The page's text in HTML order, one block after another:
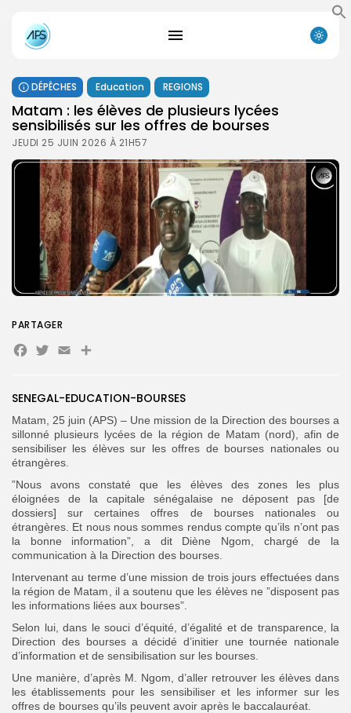
Search
for:
Search
Button
DÉPÊCHES Education REGIONS
Matam : les élèves de plusieurs lycées
sensibilisés sur les offres de bourses
JEUDI 25 JUIN 2026 À 21H57
SENEGAL-EDUCATION-BOURSES
Matam, 25 juin (APS) – Une mission de la Direction des bourses a
sillonné plusieurs lycées de la région de Matam (nord), afin de
sensibiliser les élèves sur les offres de bourses nationales ou
étrangères.
”Nous avons constaté que les élèves des zones les plus
éloignées de la capitale sénégalaise ne déposent pas [de
dossiers] sur certaines offres de bourses nationales ou
étrangères. Et nous nous sommes rendus compte qu’ils n’ont pas
la bonne information”, a dit Diène Ngom, chargé de la
communication à la Direction des bourses.
Intervenant au terme d’une mission de trois jours effectuées dans
la région de Matam, il a soutenu que les élèves ne ”disposent pas
les informations liées aux bourses”.
Selon lui, dans le souci d’équité, d’égalité et de transparence, la
Direction des bourses a décidé d’initier une tournée nationale
d’information et de sensibilisation sur les bourses.
Une manière, d’après M. Ngom, d’aller retrouver les élèves dans
les établissements pour les sensibiliser et les informer sur les
offres de bourses qu’ils peuvent avoir après le baccalauréat.
PARTAGER
Facebook
Twitter
EmailPartager